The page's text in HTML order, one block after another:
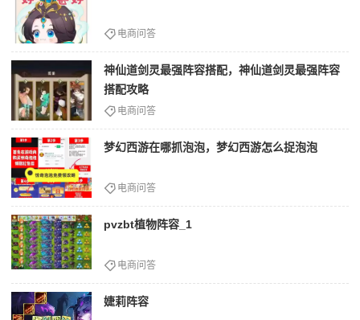
电商问答
神仙道剑灵最强阵容搭配，神仙道剑灵最强阵容
搭配攻略
电商问答
梦幻西游在哪抓泡泡，梦幻西游怎么捉泡泡
电商问答
pvzbt植物阵容_1
电商问答
婕莉阵容